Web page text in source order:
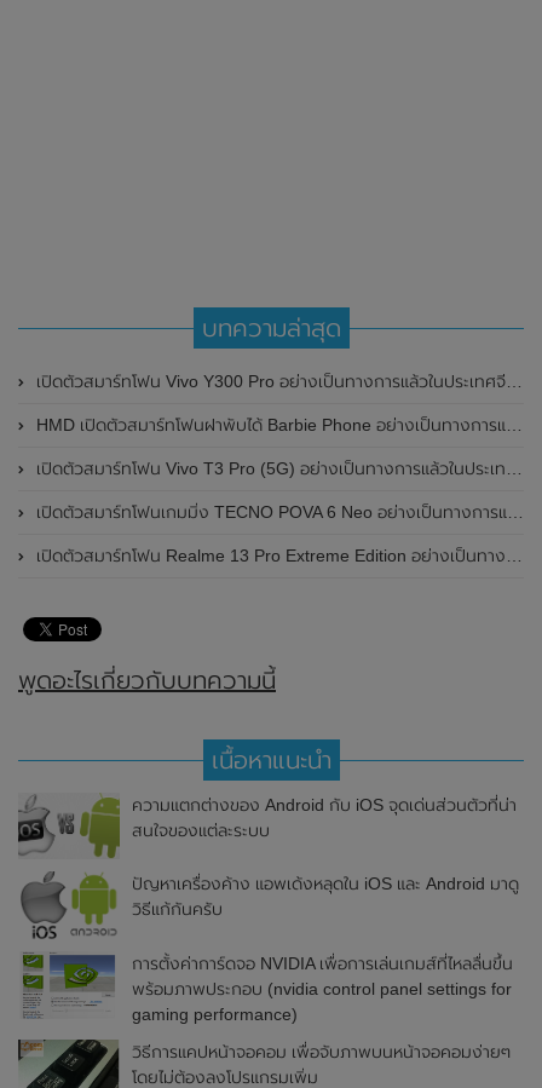
บทความล่าสุด
เปิดตัวสมาร์ทโฟน Vivo Y300 Pro อย่างเป็นทางการแล้วในประเทศจีน มาพร้อมดีไซน์พรีเมี่ยม ทนทาน และแบตเตอรี่สุดอึดขนาดใหญ่ 6,500mAh พร้อมรองรับการชาร์จไว 80W
HMD เปิดตัวสมาร์ทโฟนฝาพับได้ Barbie Phone อย่างเป็นทางการแล้ว มาพร้อมธีมสีชมพูสดใส
เปิดตัวสมาร์ทโฟน Vivo T3 Pro (5G) อย่างเป็นทางการแล้วในประเทศอินเดีย
เปิดตัวสมาร์ทโฟนเกมมิ่ง TECNO POVA 6 Neo อย่างเป็นทางการแล้วในประเทศไทย ในราคา 8,499 บาท
เปิดตัวสมาร์ทโฟน Realme 13 Pro Extreme Edition อย่างเป็นทางการแล้วในประเทศจีน
พูดอะไรเกี่ยวกับบทความนี้
เนื้อหาแนะนำ
ความแตกต่างของ Android กับ iOS จุดเด่นส่วนตัวที่น่า
สนใจของแต่ละระบบ
ปัญหาเครื่องค้าง แอพเด้งหลุดใน iOS และ Android มาดู
วิธีแก้กันครับ
การตั้งค่าการ์ดจอ NVIDIA เพื่อการเล่นเกมส์ที่ไหลลื่นขึ้น
พร้อมภาพประกอบ (nvidia control panel settings for
gaming performance)
วิธีการแคปหน้าจอคอม เพื่อจับภาพบนหน้าจอคอมง่ายๆ
โดยไม่ต้องลงโปรแกรมเพิ่ม